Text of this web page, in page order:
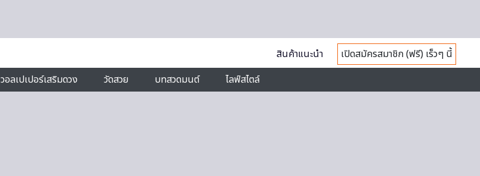
สินค้าแนะนำ
เปิดสมัครสมาชิก (ฟรี) เร็วๆ นี้
วอลเปเปอร์เสริมดวง วัดสวย บทสวดมนต์ ไลฟ์สไตล์